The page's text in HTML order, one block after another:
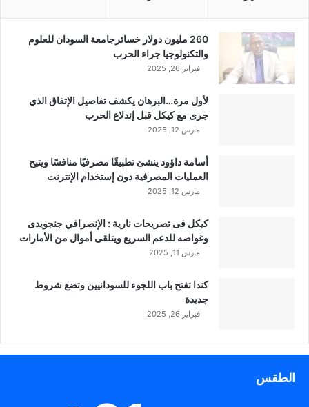
260 مليون دولار خسائرجامعة السودان للعلوم
والتكنولوجيا جراء الحرب
فبراير 26, 2025
لأول مرة…البرهان يكشف تفاصيل الإتفاق الذي
جرى مع كيكل قبل إندلاع الحرب
مارس 12, 2025
أسامة داؤود ينشئ تطبيقًا مصرفيًا منافسًا ويتيح
العمليات المصرفية دون إستخدام الإنترنت
مارس 12, 2025
كيكل فى تصريحات نارية : الإنصرافي جنجويدى
وغواصه للدعم السريع ويتلقى أموال من الأمارات
مارس 11, 2025
كندا تفتح باب اللجوء للسودانيين وتضع شروط
جديدة
فبراير 26, 2025
الطقس